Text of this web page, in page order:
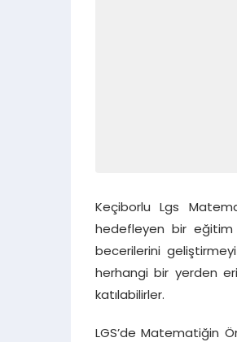
Keçiborlu Lgs
hedefleyen bir eğitim
becerilerini
herhangi bir yerden
katılabilirler.
LGS’de Matematiğin